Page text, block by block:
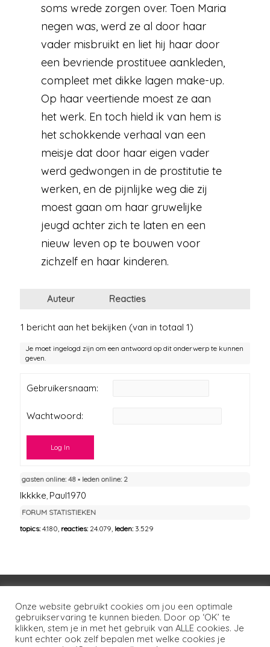
soms wrede zorgen over. Toen Maria
negen was, werd ze al door haar
vader misbruikt en liet hij haar door
een bevriende prostituee aankleden,
compleet met dikke lagen make-up.
Op haar veertiende moest ze aan
het werk. En toch hield ik van hem is
het schokkende verhaal van een
meisje dat door haar eigen vader
werd gedwongen in de prostitutie te
werken, en de pijnlijke weg die zij
moest gaan om haar gruwelijke
jeugd achter zich te laten en een
nieuw leven op te bouwen voor
zichzelf en haar kinderen.
Auteur Reacties
1 bericht aan het bekijken (van in totaal 1)
Je moet ingelogd zijn om een antwoord op dit onderwerp te kunnen
geven.
Gebruikersnaam:
Wachtwoord:
Log In
gasten online: 48 ▪︎ leden online: 2
Ikkkke Paul1970
FORUM STATISTIEKEN
topics:4.180, reacties: 24.079, leden: 3.529
Voorwaarden Huisregels
Privacybeleid
Disclaimer
Over LSG Ons netwerk Contact
Copyright © 2026 Lotgenoten Seksueel Geweld
Onze website gebruikt cookies om jou een optimale
gebruikservaring te kunnen bieden. Door op ‘OK’ te
klikken, stem je in met het gebruik van ALLE cookies. Je
kunt echter ook zelf bepalen met welke cookies je